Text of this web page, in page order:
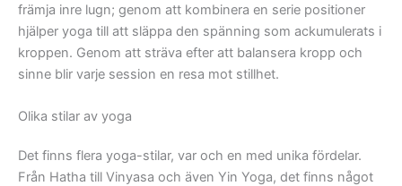
främja inre lugn; genom att kombinera en serie positioner
hjälper yoga till att släppa den spänning som ackumulerats i
kroppen. Genom att sträva efter att balansera kropp och
sinne blir varje session en resa mot stillhet.
Olika stilar av yoga
Det finns flera yoga-stilar, var och en med unika fördelar.
Från Hatha till Vinyasa och även Yin Yoga, det finns något